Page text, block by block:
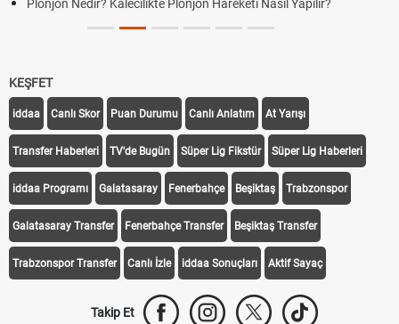
Plonjon Nedir? Kalecilikte Plonjon Hareketi Nasıl Yapılır?
KEŞFET
iddaa Canlı Skor Puan Durumu Canlı Anlatım At Yarışı
Transfer Haberleri TV'de Bugün Süper Lig Fikstür Süper Lig Haberleri
iddaa Programı Galatasaray Fenerbahçe Beşiktaş Trabzonspor
Galatasaray Transfer Fenerbahçe Transfer Beşiktaş Transfer
Trabzonspor Transfer Canlı İzle iddaa Sonuçları Aktif Sayaç
Takip Et